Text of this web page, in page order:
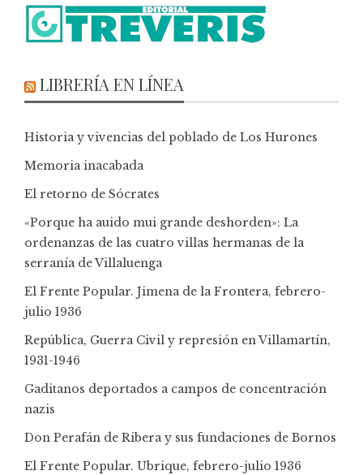
LIBRERÍA EN LÍNEA
Historia y vivencias del poblado de Los Hurones
Memoria inacabada
El retorno de Sócrates
«Porque ha auido mui grande deshorden»: La
ordenanzas de las cuatro villas hermanas de la
serranía de Villaluenga
El Frente Popular. Jimena de la Frontera, febrero-
julio 1936
República, Guerra Civil y represión en Villamartín,
1931-1946
Gaditanos deportados a campos de concentración
nazis
Don Perafán de Ribera y sus fundaciones de Bornos
El Frente Popular. Ubrique, febrero-julio 1936